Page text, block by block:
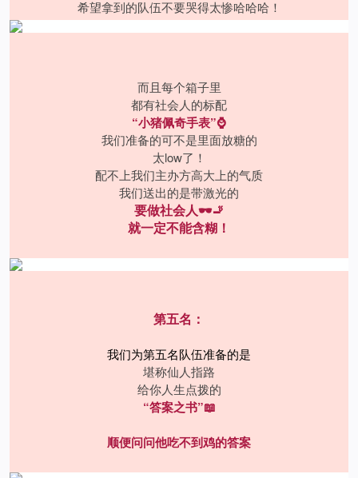
希望拿到的队伍不要哭得太惨哈哈哈！
而且每个箱子里
都有社会人的标配
“小猪佩奇手表”⌚️
我们准备的可不是里面放糖的
太low了！
配不上我们主办方高大上的气质
我们送出的是带激光的
要做社会人🕶️🚬
就一定不能含糊！
第五名：
我们为第五名队伍准备的是
堪称仙人指路
给你人生点拨的
“答案之书”📖
顺便问问他吃不到鸡的答案